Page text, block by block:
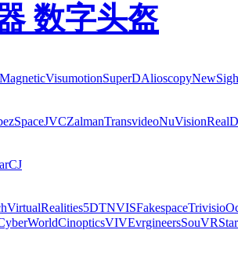
数字头盔
MagneticVisumotionSuperDAlioscopy
zSpaceJVCZalmanTransvideoNuVisionRealD
CJ
VirtualRealities5DTNVISFakespaceTrivisio
CinopticsVIVEvrgineersSouVR